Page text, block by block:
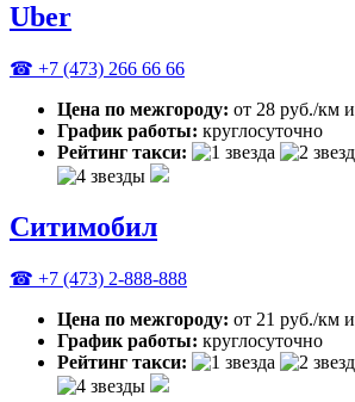
Uber
☎ +7 (473) 266 66 66
Цена по межгороду: от 28 руб./км
График работы: круглосуточно
Рейтинг такси:
Ситимобил
☎ +7 (473) 2-888-888
Цена по межгороду: от 21 руб./км
График работы: круглосуточно
Рейтинг такси: